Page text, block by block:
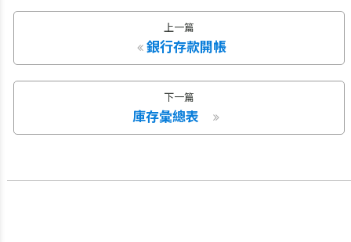
上一篇
銀行存款開帳
下一篇
庫存彙總表